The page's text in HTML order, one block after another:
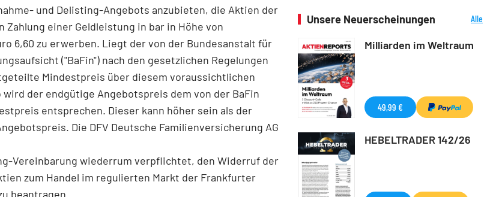
und Delisting-Angebots anzubieten, die Aktien der
Zahlung einer Geldleistung in bar in Höhe von
6,60 zu erwerben. Liegt der von der Bundesanstalt für
("BaFin") nach den gesetzlichen Regelungen
Mindestpreis über diesem voraussichtlichen
der endgütige Angebotspreis dem von der BaFin
entsprechen. Dieser kann höher sein als der
Die DFV Deutsche Familienversicherung AG
Vereinbarung wiederrum verpflichtet, den Widerruf der
zum Handel im regulierten Markt der Frankfurter
beantragen.
Unsere Neuerscheinungen
Alle
Milliarden im Weltraum
49,99 €
HEBELTRADER 142/26